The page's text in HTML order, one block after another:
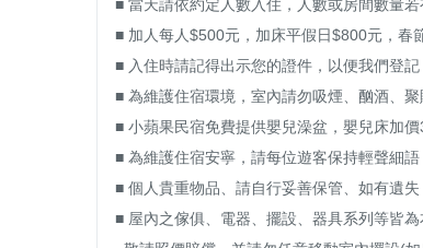
■ 當天請依約定人數入住，人數或房間數量若
■ 加人每人$500元，加床平假日$800元，春
■ 入住時請記得出示您的證件，以便我們登
■ 為維護住宿環境，室內請勿吸煙、酗酒、聚
■ 小蘋果民宿免費提供嬰兒澡盆，嬰兒床加價
■ 為維護住宿安寧，請每位遊客保持輕聲細語
■ 個人貴重物品、請自行妥善保管、如有遺失
■ 屋內之傢俱、電器、擺設、器具系列等皆